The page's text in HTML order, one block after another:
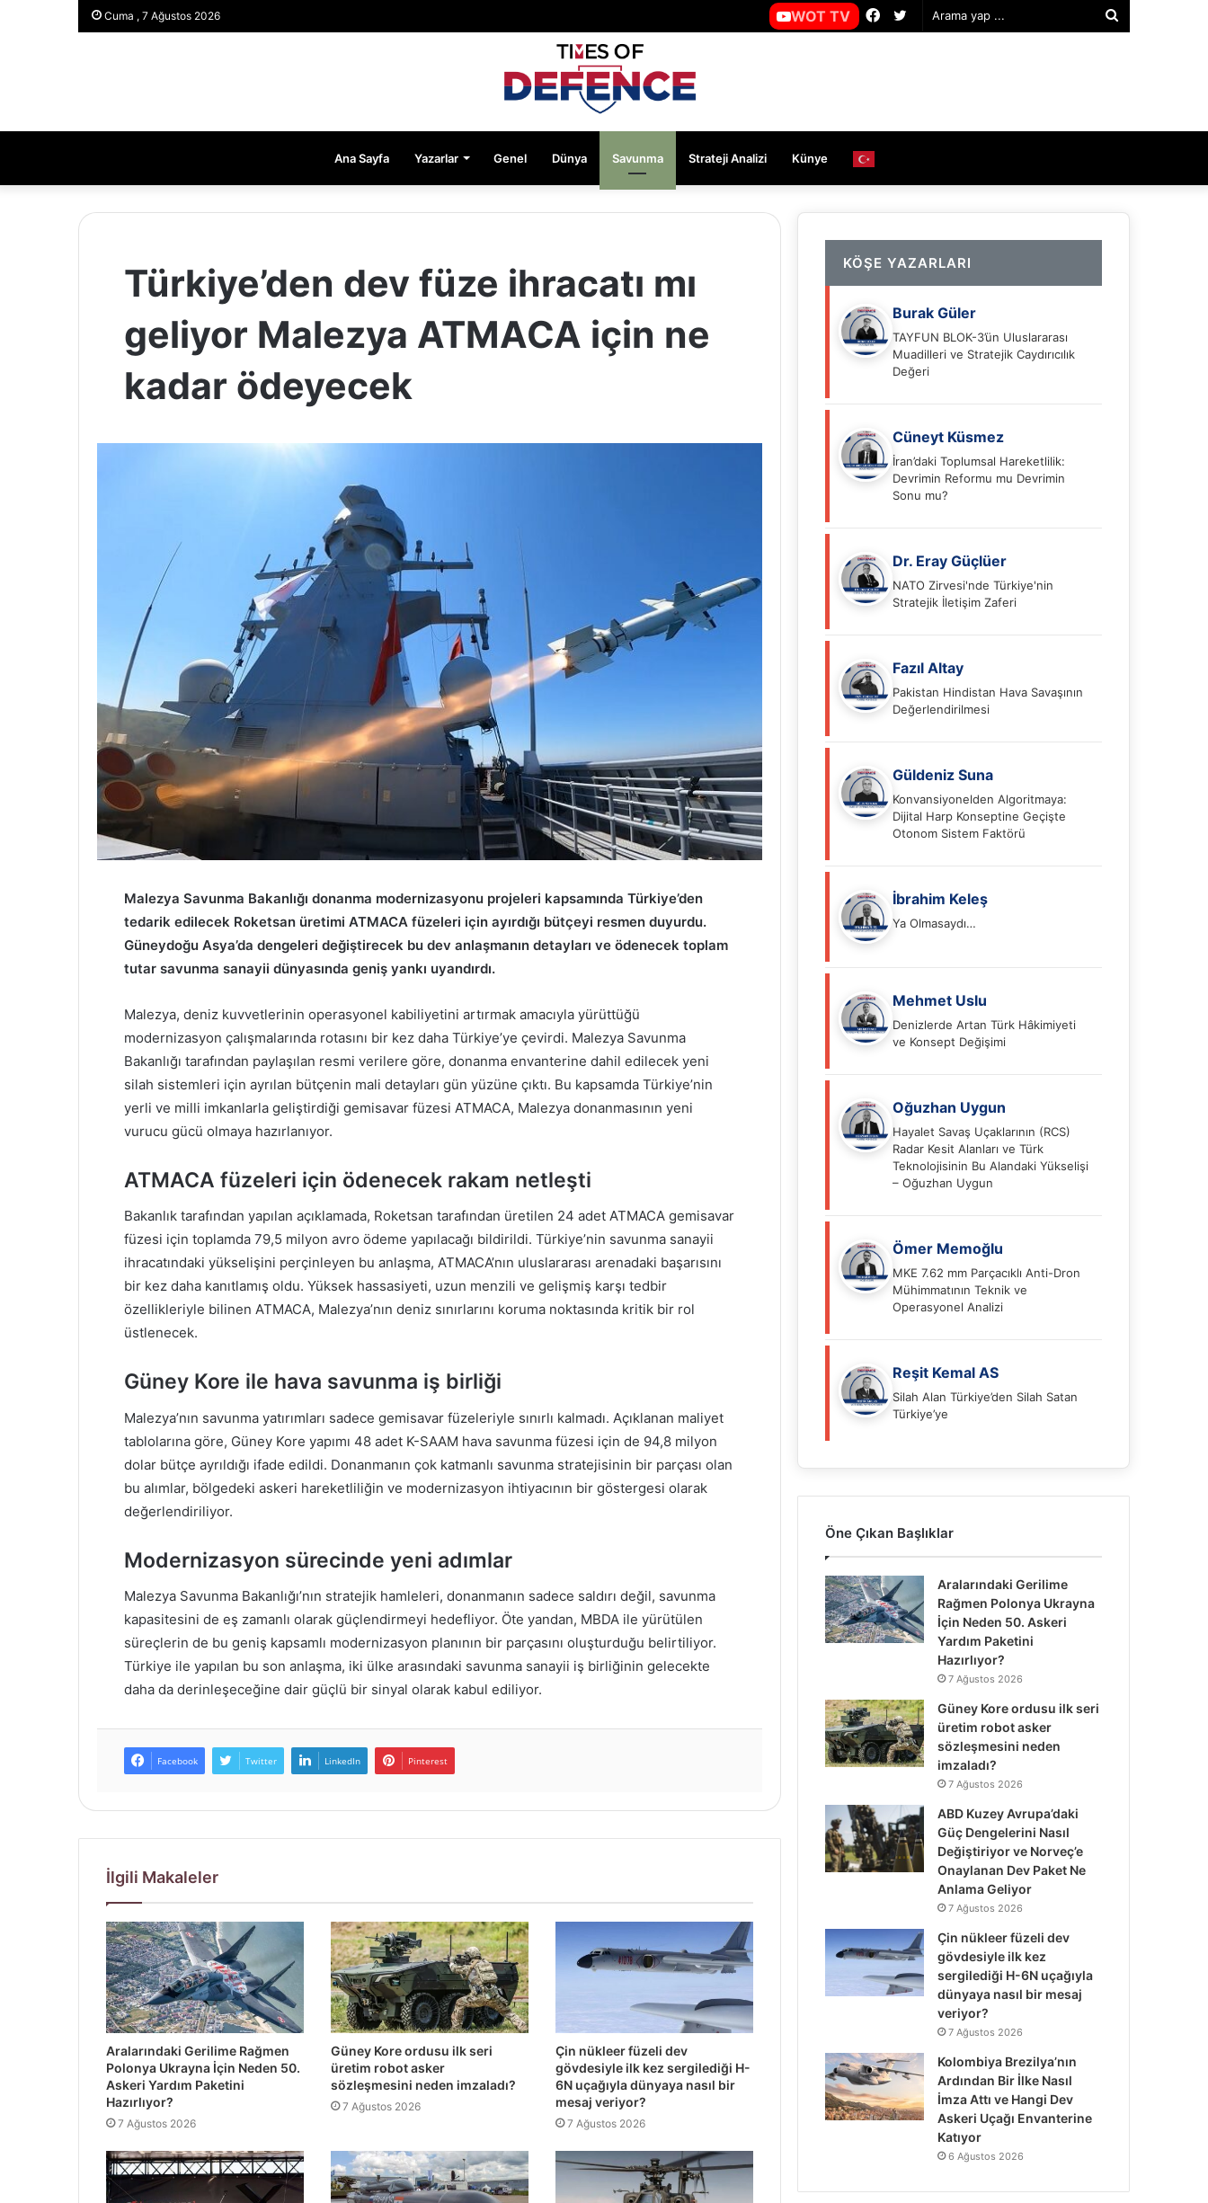
Cuma , 7 Ağustos 2026 Twitter
Facebook
WOT TV
Ana Sayfa Yazarlar Genel Dünya Savunma Strateji Analizi Künye
Türkiye’den dev füze ihracatı mı
geliyor Malezya ATMACA için ne
kadar ödeyecek
Malezya Savunma Bakanlığı donanma modernizasyonu projeleri kapsamında Türkiye’den
tedarik edilecek Roketsan üretimi ATMACA füzeleri için ayırdığı bütçeyi resmen duyurdu.
Güneydoğu Asya’da dengeleri değiştirecek bu dev anlaşmanın detayları ve ödenecek toplam
tutar savunma sanayii dünyasında geniş yankı uyandırdı.
Malezya, deniz kuvvetlerinin operasyonel kabiliyetini artırmak amacıyla yürüttüğü
modernizasyon çalışmalarında rotasını bir kez daha Türkiye’ye çevirdi. Malezya Savunma
Bakanlığı tarafından paylaşılan resmi verilere göre, donanma envanterine dahil edilecek yeni
silah sistemleri için ayrılan bütçenin mali detayları gün yüzüne çıktı. Bu kapsamda Türkiye’nin
yerli ve milli imkanlarla geliştirdiği gemisavar füzesi ATMACA, Malezya donanmasının yeni
vurucu gücü olmaya hazırlanıyor.
ATMACA füzeleri için ödenecek rakam netleşti
Bakanlık tarafından yapılan açıklamada, Roketsan tarafından üretilen 24 adet ATMACA gemisavar
füzesi için toplamda 79,5 milyon avro ödeme yapılacağı bildirildi. Türkiye’nin savunma sanayii
ihracatındaki yükselişini perçinleyen bu anlaşma, ATMACA’nın uluslararası arenadaki başarısını
bir kez daha kanıtlamış oldu. Yüksek hassasiyeti, uzun menzili ve gelişmiş karşı tedbir
özellikleriyle bilinen ATMACA, Malezya’nın deniz sınırlarını koruma noktasında kritik bir rol
üstlenecek.
Güney Kore ile hava savunma iş birliği
Malezya’nın savunma yatırımları sadece gemisavar füzeleriyle sınırlı kalmadı. Açıklanan maliyet
tablolarına göre, Güney Kore yapımı 48 adet K-SAAM hava savunma füzesi için de 94,8 milyon
dolar bütçe ayrıldığı ifade edildi. Donanmanın çok katmanlı savunma stratejisinin bir parçası olan
bu alımlar, bölgedeki askeri hareketliliğin ve modernizasyon ihtiyacının bir göstergesi olarak
değerlendiriliyor.
Modernizasyon sürecinde yeni adımlar
Malezya Savunma Bakanlığı’nın stratejik hamleleri, donanmanın sadece saldırı değil, savunma
kapasitesini de eş zamanlı olarak güçlendirmeyi hedefliyor. Öte yandan, MBDA ile yürütülen
süreçlerin de bu geniş kapsamlı modernizasyon planının bir parçasını oluşturduğu belirtiliyor.
Türkiye ile yapılan bu son anlaşma, iki ülke arasındaki savunma sanayii iş birliğinin gelecekte
daha da derinleşeceğine dair güçlü bir sinyal olarak kabul ediliyor.
Facebook Twitter LinkedIn Pinterest
İlgili Makaleler
Aralarındaki Gerilime Rağmen
Polonya Ukrayna İçin Neden 50.
Askeri Yardım Paketini
Hazırlıyor?
7 Ağustos 2026
Güney Kore ordusu ilk seri
üretim robot asker
sözleşmesini neden imzaladı?
7 Ağustos 2026
Çin nükleer füzeli dev
gövdesiyle ilk kez sergilediği H-
6N uçağıyla dünyaya nasıl bir
mesaj veriyor?
7 Ağustos 2026
KÖŞE YAZARLARI
Burak Güler
TAYFUN BLOK-3’ün Uluslararası
Muadilleri ve Stratejik Caydırıcılık
Değeri
Cüneyt Küsmez
İran’daki Toplumsal Hareketlilik:
Devrimin Reformu mu Devrimin
Sonu mu?
Dr. Eray Güçlüer
NATO Zirvesi'nde Türkiye'nin
Stratejik İletişim Zaferi
Fazıl Altay
Pakistan Hindistan Hava Savaşının
Değerlendirilmesi
Güldeniz Suna
Konvansiyonelden Algoritmaya:
Dijital Harp Konseptine Geçişte
Otonom Sistem Faktörü
İbrahim Keleş
Ya Olmasaydı…
Mehmet Uslu
Denizlerde Artan Türk Hâkimiyeti
ve Konsept Değişimi
Oğuzhan Uygun
Hayalet Savaş Uçaklarının (RCS)
Radar Kesit Alanları ve Türk
Teknolojisinin Bu Alandaki Yükselişi
– Oğuzhan Uygun
Ömer Memoğlu
MKE 7.62 mm Parçacıklı Anti-Dron
Mühimmatının Teknik ve
Operasyonel Analizi
Reşit Kemal AS
Silah Alan Türkiye’den Silah Satan
Türkiye’ye
Öne Çıkan Başlıklar
Aralarındaki Gerilime
Rağmen Polonya Ukrayna
İçin Neden 50. Askeri
Yardım Paketini
Hazırlıyor?
7 Ağustos 2026
Güney Kore ordusu ilk seri
üretim robot asker
sözleşmesini neden
imzaladı?
7 Ağustos 2026
ABD Kuzey Avrupa’daki
Güç Dengelerini Nasıl
Değiştiriyor ve Norveç’e
Onaylanan Dev Paket Ne
Anlama Geliyor
7 Ağustos 2026
Çin nükleer füzeli dev
gövdesiyle ilk kez
sergilediği H-6N uçağıyla
dünyaya nasıl bir mesaj
veriyor?
7 Ağustos 2026
Kolombiya Brezilya’nın
Ardından Bir İlke Nasıl
İmza Attı ve Hangi Dev
Askeri Uçağı Envanterine
Katıyor
6 Ağustos 2026